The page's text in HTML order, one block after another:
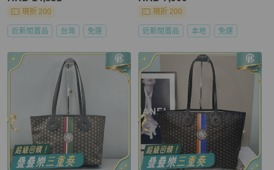
現折 200
近新閒置品 台灣 免運
現折 200
近新閒置品 本地 免運